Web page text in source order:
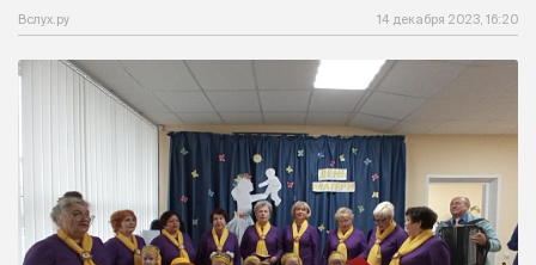
Вслух.ру 14 декабря 2023, 16:20